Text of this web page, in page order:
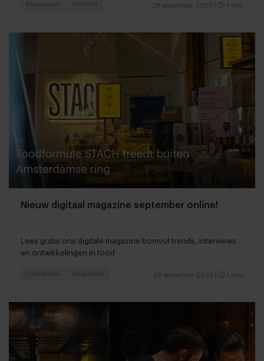
28 september 2023 4 min
Restaurants Michelin
Nieuw digitaal magazine september online!
Lees gratis ons digitale magazine bomvol trends, interviews
en ontwikkelingen in food
28 september 2023 1 min
Foodservice Hospitality